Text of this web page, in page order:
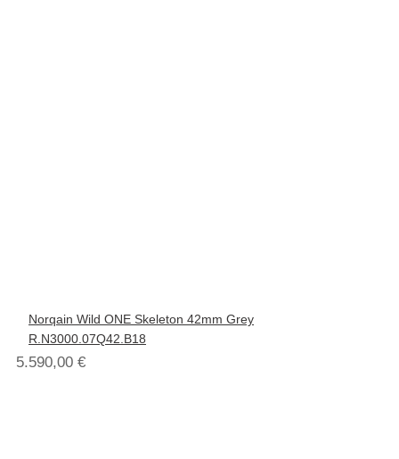
Norqain Wild ONE Skeleton 42mm Grey
R.N3000.07Q42.B18
5.590,00 €